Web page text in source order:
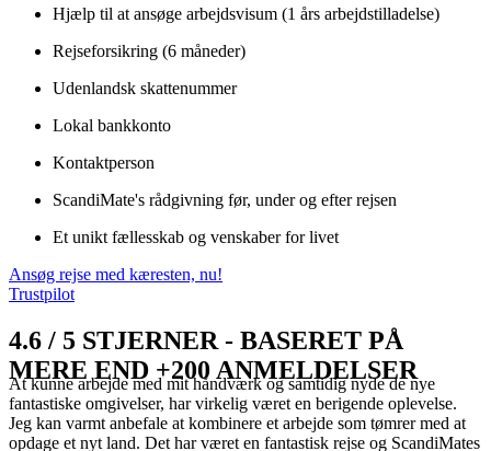
Hjælp til at ansøge arbejdsvisum (1 års arbejdstilladelse)
Rejseforsikring (6 måneder)
Udenlandsk skattenummer
Lokal bankkonto
Kontaktperson
ScandiMate's rådgivning før, under og efter rejsen
Et unikt fællesskab og venskaber for livet
Ansøg rejse med kæresten, nu!
Trustpilot
4.6 / 5 STJERNER - BASERET PÅ
MERE END +200 ANMELDELSER
At kunne arbejde med mit håndværk og samtidig nyde de nye
fantastiske omgivelser, har virkelig været en berigende oplevelse.
Jeg kan varmt anbefale at kombinere et arbejde som tømrer med at
opdage et nyt land. Det har været en fantastisk rejse og ScandiMates